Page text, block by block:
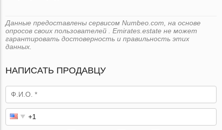
Данные предоставлены сервисом Numbeo.com, на основе
опросов своих пользователей . Emirates.estate не может
гарантировать достоверность и правильность этих
данных.
НАПИСАТЬ ПРОДАВЦУ